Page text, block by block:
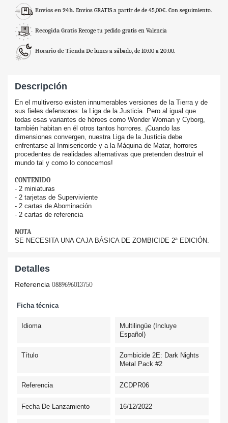
Envíos en 24h. Envíos GRATIS a partir de de 45,00€. Con seguimiento.
Recogida Gratis Recoge tu pedido gratis en Valencia
Horario de Tienda De lunes a sábado, de 10:00 a 20:00.
Descripción
En el multiverso existen innumerables versiones de la Tierra y de
sus fieles defensores: la Liga de la Justicia. Pero al igual que
todas esas variantes de héroes como Wonder Woman y Cyborg,
también habitan en él otros tantos horrores. ¡Cuando las
dimensiones convergen, nuestra Liga de la Justicia debe
enfrentarse al Inmisericorde y a la Máquina de Matar, horrores
procedentes de realidades alternativas que pretenden destruir el
mundo tal y como lo conocemos!
CONTENIDO
- 2 miniaturas
- 2 tarjetas de Superviviente
- 2 cartas de Abominación
- 2 cartas de referencia
NOTA
SE NECESITA UNA CAJA BÁSICA DE ZOMBICIDE 2ª EDICIÓN.
Detalles
Referencia 0889696013750
Ficha técnica
Idioma
Multilingüe (incluye
Español)
Título
Zombicide 2E: Dark Nights
Metal Pack #2
Referencia ZCDPR06
Fecha De Lanzamiento 16/12/2022